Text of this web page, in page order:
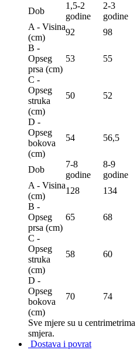
Dob
1,5-2
godine
2-3
godine
A - Visina
(сm)
92 98
B -
Opseg
prsa (сm)
53 55
C -
Opseg
struka
(сm)
50 52
D -
Opseg
bokova
(сm)
54 56,5
Dob
7-8
godine
8-9
godine
A - Visina
(сm)
128 134
B -
Opseg
prsa (сm)
65 68
C -
Opseg
struka
(сm)
58 60
D -
Opseg
bokova
(сm)
70 74
Sve mjere su u centrimetrima
smjera.
Dostava i povrat